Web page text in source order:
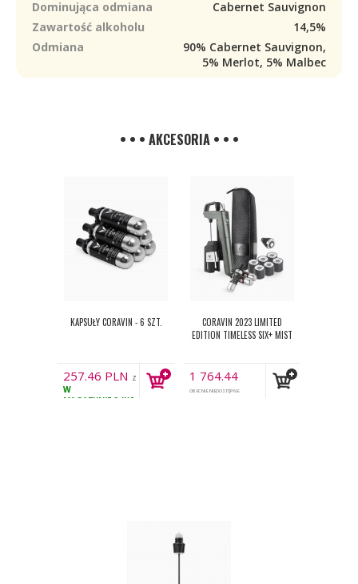
Dominująca odmiana
Cabernet Sauvignon
Zawartość alkoholu
14,5%
Odmiana
90% Cabernet Sauvignon,
5% Merlot, 5% Malbec
• • • AKCESORIA • • •
KAPSUŁY CORAVIN - 6 SZT.
257.46 PLN z
VAT
W
MAGAZYNIE 34KS
CORAVIN 2023 LIMITED
EDITION TIMELESS SIX+ MIST
1 764.44
PLN z VAT
OBECNIE NIEDOSTĘPNE